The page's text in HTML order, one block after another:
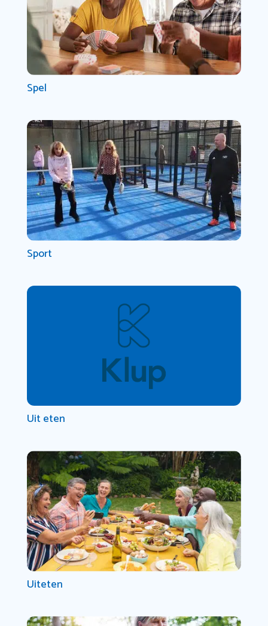
Spel
Sport
Uit eten
Uiteten